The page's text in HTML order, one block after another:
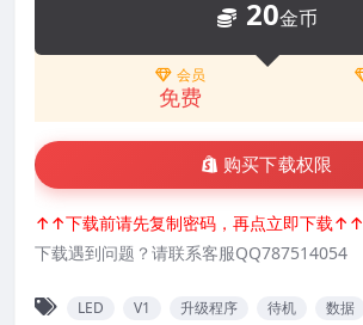
20金币
会员
免费
购买下载权限
↑↑下载前请先复制密码，再点立即下载↑↑
下载遇到问题？请联系客服QQ787514054
LED V1 升级程序 待机 数据